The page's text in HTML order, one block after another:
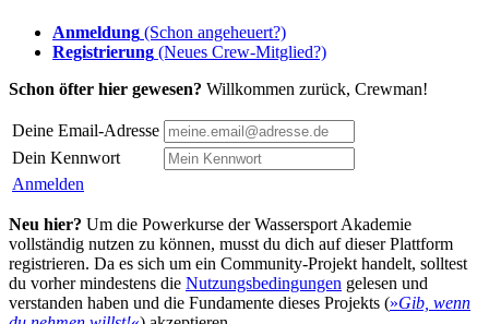
Anmeldung (Schon angeheuert?)
Registrierung (Neues Crew-Mitglied?)
Schon öfter hier gewesen? Willkommen zurück, Crewman!
Deine Email-Adresse
Dein Kennwort
Anmelden
Neu hier? Um die Powerkurse der Wassersport Akademie
vollständig nutzen zu können, musst du dich auf dieser Plattform
registrieren. Da es sich um ein Community-Projekt handelt, solltest
du vorher mindestens die Nutzungsbedingungen gelesen und
verstanden haben und die Fundamente dieses Projekts (»Gib, wenn